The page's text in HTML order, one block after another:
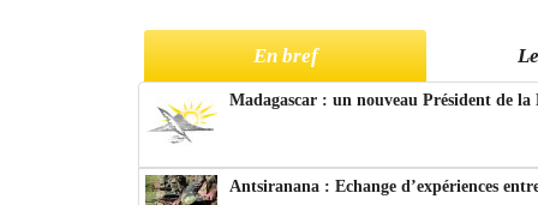
En bref
Madagascar : un nouveau Président de
Antsiranana : Echange d’expériences